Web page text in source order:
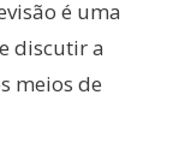
é uma
discutir a
meios de